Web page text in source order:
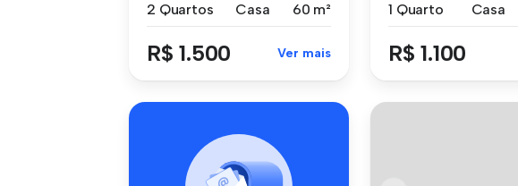
2 Quartos
Casa 60 m²
R$ 1.500 Ver mais
1 Quarto
Casa
R$ 1.100